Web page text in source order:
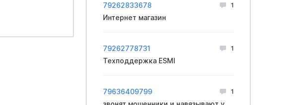
79262833678 1
Интернет магазин
79262778731 1
Техподдержка ESMI
79636409799 1